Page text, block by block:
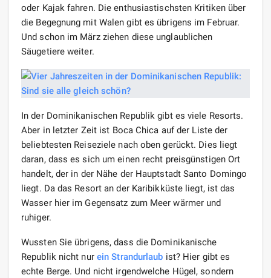
oder Kajak fahren. Die enthusiastischsten Kritiken über
die Begegnung mit Walen gibt es übrigens im Februar.
Und schon im März ziehen diese unglaublichen
Säugetiere weiter.
In der Dominikanischen Republik gibt es viele Resorts.
Aber in letzter Zeit ist Boca Chica auf der Liste der
beliebtesten Reiseziele nach oben gerückt. Dies liegt
daran, dass es sich um einen recht preisgünstigen Ort
handelt, der in der Nähe der Hauptstadt Santo Domingo
liegt. Da das Resort an der Karibikküste liegt, ist das
Wasser hier im Gegensatz zum Meer wärmer und
ruhiger.
Wussten Sie übrigens, dass die Dominikanische
Republik nicht nur ein Strandurlaub ist? Hier gibt es
echte Berge. Und nicht irgendwelche Hügel, sondern